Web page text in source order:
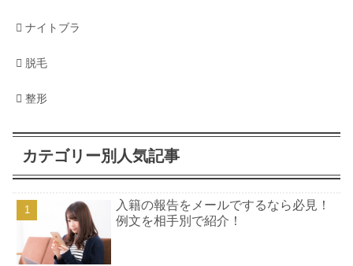
ナイトブラ
脱毛
整形
カテゴリー別人気記事
入籍の報告をメールでするなら必見！
例文を相手別で紹介！